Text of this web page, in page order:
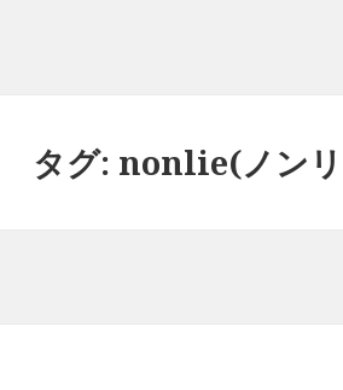
タグ: nonlie(ノン